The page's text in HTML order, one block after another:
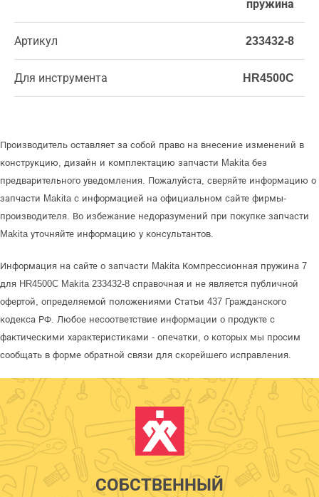
пружина
Артикул 233432-8
Для инструмента HR4500C
Производитель оставляет за собой право на внесение изменений в
конструкцию, дизайн и комплектацию запчасти Makita без
предварительного уведомления. Пожалуйста, сверяйте информацию о
запчасти Makita с информацией на официальном сайте фирмы-
производителя. Во избежание недоразумений при покупке запчасти
Makita уточняйте информацию у консультантов.
Информация на сайте о запчасти Makita Компрессионная пружина 7
для HR4500C Makita 233432-8 справочная и не является публичной
офертой, определяемой положениями Статьи 437 Гражданского
кодекса РФ. Любое несоответствие информации о продукте с
фактическими характеристиками - опечатки, о которых мы просим
сообщать в форме обратной связи для скорейшего исправления.
СОБСТВЕННЫЙ